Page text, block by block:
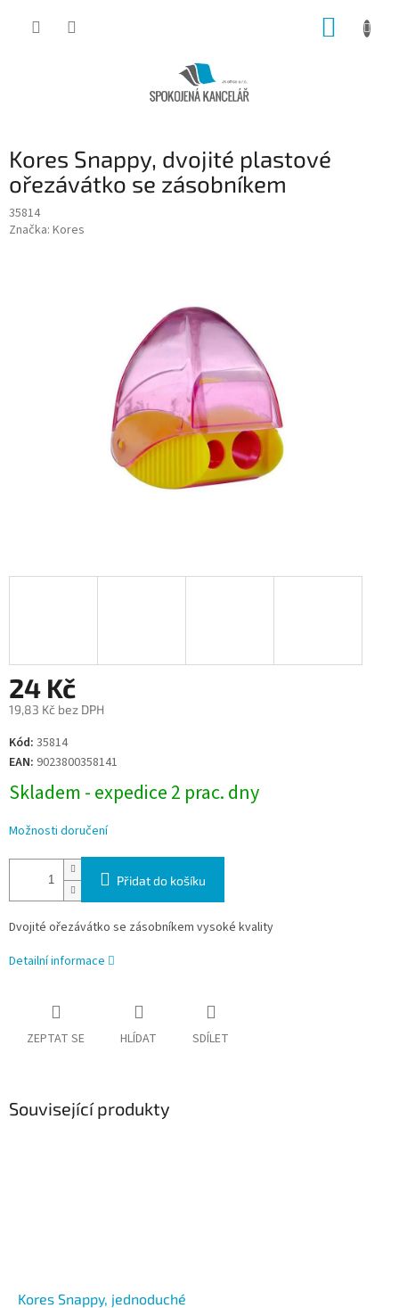
Kores Snappy, dvojité plastové
ořezávátko se zásobníkem
35814
Značka: Kores
24 Kč
19,83 Kč bez DPH
Měrná
cena:
Kód: 35814
EAN: 9023800358141
Skladem - expedice 2 prac. dny
Možnosti doručení
Přidat do košíku
Dvojité ořezávátko se zásobníkem vysoké kvality
Detailní informace
ZEPTAT SE HLÍDAT SDÍLET
Související produkty
Kores Snappy, jednoduché